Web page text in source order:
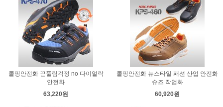
콜핑안전화 끈풀림걱정 no 다이얼락
안전화
63,220원
콜핑안전화 뉴스타일 패션 산업 안전화
슈즈 작업화
60,920원